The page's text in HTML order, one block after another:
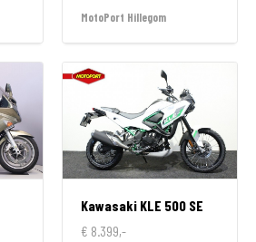
MotoPort Hillegom
Kawasaki KLE 500 SE
€ 8.399,-